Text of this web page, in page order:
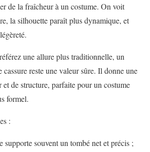
de la fraîcheur à un costume. On voit
la silhouette paraît plus dynamique, et
une allure plus traditionnelle, un
cassure reste une valeur sûre. Il donne une
de structure, parfaite pour un costume
formel.
:
supporte souvent un tombé net et précis ;